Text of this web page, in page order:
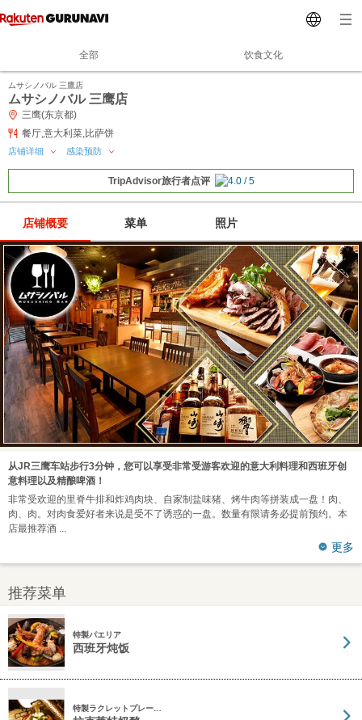
全部 饮食文化
ムサシノバル 三鷹店
ムサシノバル 三鹰店
三鹰(东京都)
餐厅,意大利菜,比萨饼
店铺详细 感染预防
TripAdvisor旅行者点评
店铺概要 菜单 照片
从JR三鹰车站步行3分钟，您可以享受非常受游客欢迎的意大利料理和西班牙创
意料理以及精酿啤酒！
非常受欢迎的里脊牛排和炸鸡肉块、自家制盐味猪、烤牛肉等拼装成一盘！肉、
肉、肉。对肉食爱好者来说是受不了诱惑的一盘。数量有限请务必提前预约。本
店最推荐酒
更多
推荐菜单
特製パエリア
西班牙炖饭
特製ラクレットプレー…